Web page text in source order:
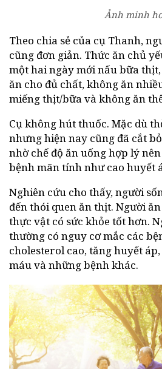
Ảnh minh
Theo chia sẻ của cụ Thanh,
cũng đơn giản. Thức ăn chủ
một hai ngày mới nấu bữa
ăn cho đủ chất, không ăn
miếng thịt/bữa và không ăn
Cụ không hút thuốc. Mặc dù
nhưng hiện nay cũng đã cắt
nhờ chế độ ăn uống hợp lý
bệnh mãn tính như cao huyết
Nghiên cứu cho thấy, người
đến thói quen ăn thịt. Người
thực vật có sức khỏe tốt hơn.
thường có nguy cơ mắc các
cholesterol cao, tăng huyết
máu và những bệnh khác.